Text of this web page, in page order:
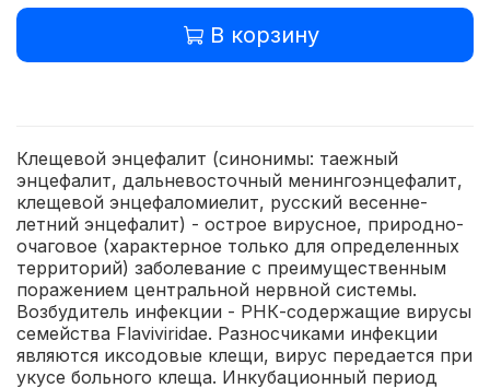
В корзину
Клещевой энцефалит (синонимы: таежный
энцефалит, дальневосточный менингоэнцефалит,
клещевой энцефаломиелит, русский весенне-
летний энцефалит) - острое вирусное, природно-
очаговое (характерное только для определенных
территорий) заболевание с преимущественным
поражением центральной нервной системы.
Возбудитель инфекции - РНК-содержащие вирусы
семейства Flaviviridae. Разносчиками инфекции
являются иксодовые клещи, вирус передается при
укусе больного клеща. Инкубационный период